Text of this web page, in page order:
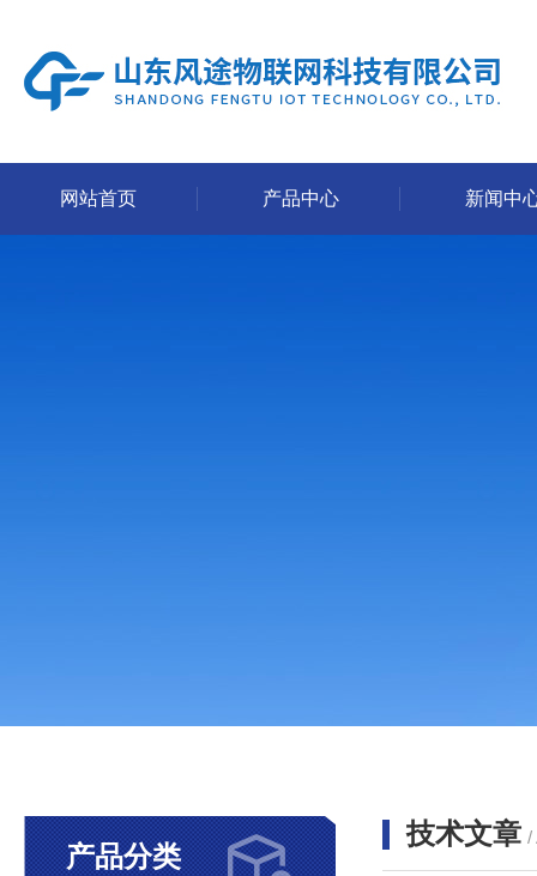
网站首页 产品中心 新闻中
产品分类
技术文章 /